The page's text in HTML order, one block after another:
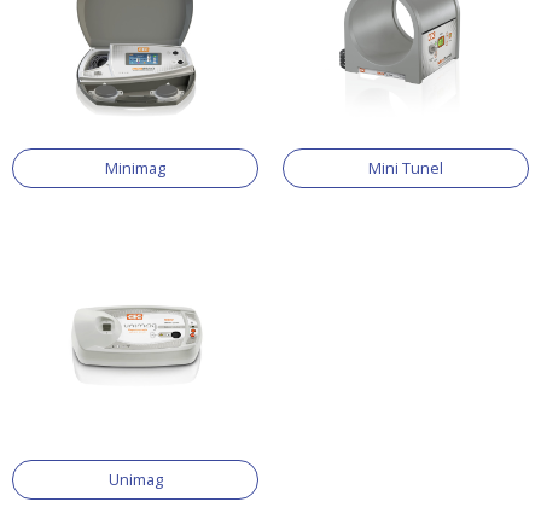
Minimag Mini Tunel
Unimag